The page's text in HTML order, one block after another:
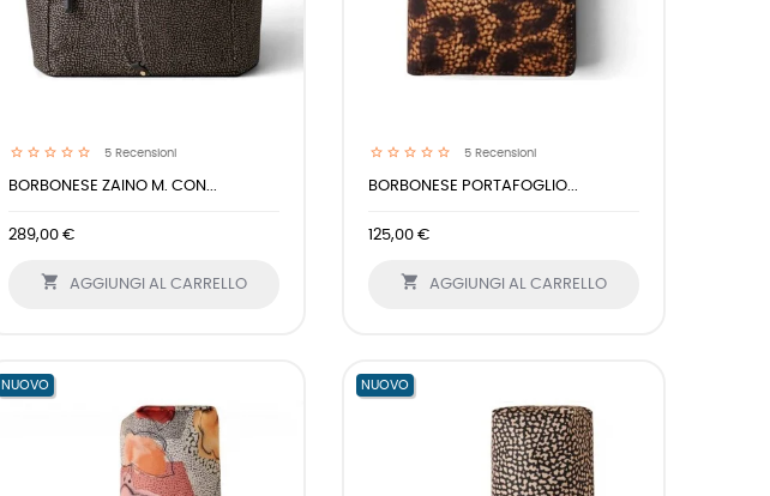
5Recensioni
BORBONESE ZAINO M. CON...
289,00 €
 AGGIUNGI AL CARRELLO
5Recensioni
BORBONESE PORTAFOGLIO...
125,00 €
 AGGIUNGI AL CARRELLO
NUOVO NUOVO